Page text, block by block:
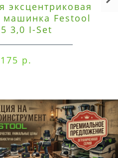
эксцентриковая
Festool
3,0 I-Set
р.